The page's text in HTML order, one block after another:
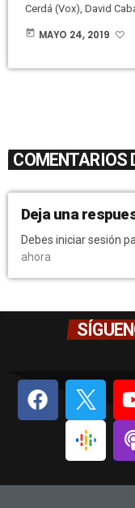
Cerdá (Vox), David
today MAYO 24, 2019
COMENTARIOS
Deja una
Debes iniciar sesión
ahora